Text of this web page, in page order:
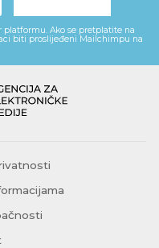
Ako se pretplatite na
biti proslijeđeni Mailchimpu na